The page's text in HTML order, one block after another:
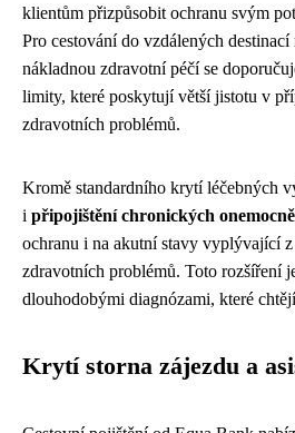
klientům přizpůsobit ochranu svým
Pro cestování do vzdálených
nákladnou zdravotní péčí se
limity, které poskytují větší jistotu v
zdravotních problémů.
Kromě standardního krytí léčebných
i připojištění chronických
ochranu i na akutní stavy vyplývající
zdravotních problémů. Toto rozšíření
dlouhodobými diagnózami, které
Krytí storna zájezdu a